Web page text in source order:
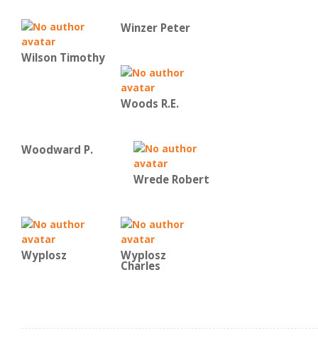
Wilson Timothy
Winzer Peter
Woods R.E.
Woodward P.
Wrede Robert
Wyplosz Wyplosz
Charles